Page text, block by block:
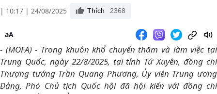
| 10:17 | 24/08/2025 Thích 2368
aA
- (MOFA) - Trong khuôn khổ chuyến thăm và làm việc tại
Trung Quốc, ngày 22/8/2025, tại tỉnh Tứ Xuyên, đồng chí
Thượng tướng Trần Quang Phương, Ủy viên Trung ương
Đảng, Phó Chủ tịch Quốc hội đã hội kiến với đồng chí